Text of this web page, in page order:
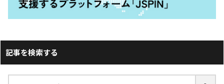
記事を検索する